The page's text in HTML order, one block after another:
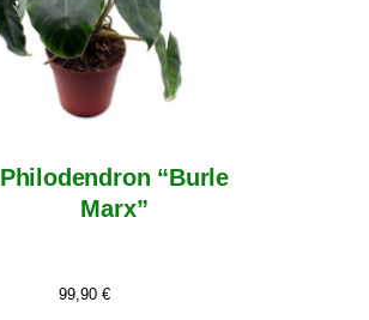
Philodendron “Burle
Marx”
99,90 €